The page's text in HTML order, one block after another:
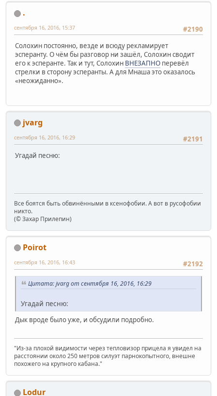
.
#2190
сентября 16, 2016, 15:37
Солохин постоянно, везде и всюду рекламирует
эсперанту. О чём бы разговор ни зашёл, Солохин сводит
его к эсперанте. Так и тут, Солохин ВНЕЗАПНО перевёл
стрелки в сторону эсперанты. А для Мнаша это оказалось
«неожиданно».
jvarg
#2191
сентября 16, 2016, 16:29
Угадай песню:
Все боятся быть обвинёнными в ксенофобии. А вот в русофобии
никто.
(© Захар Прилепин)
Poirot
#2192
сентября 16, 2016, 16:43
Цитата: jvarg от сентября 16, 2016, 16:29
Угадай песню:
Дык вроде было уже, и обсудили подробно.
"Из-за плохой видимости через тепловизор прицела я увидел на
расстоянии около 250 метров силуэт парнокопытного, внешне
похожего на крупного кабана."
Lodur